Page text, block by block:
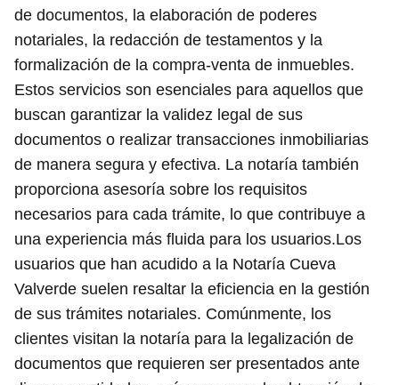
de documentos, la elaboración de poderes
notariales, la redacción de testamentos y la
formalización de la compra-venta de inmuebles.
Estos servicios son esenciales para aquellos que
buscan garantizar la validez legal de sus
documentos o realizar transacciones inmobiliarias
de manera segura y efectiva. La notaría también
proporciona asesoría sobre los requisitos
necesarios para cada trámite, lo que contribuye a
una experiencia más fluida para los usuarios.Los
usuarios que han acudido a la Notaría Cueva
Valverde suelen resaltar la eficiencia en la gestión
de sus trámites notariales. Comúnmente, los
clientes visitan la notaría para la legalización de
documentos que requieren ser presentados ante